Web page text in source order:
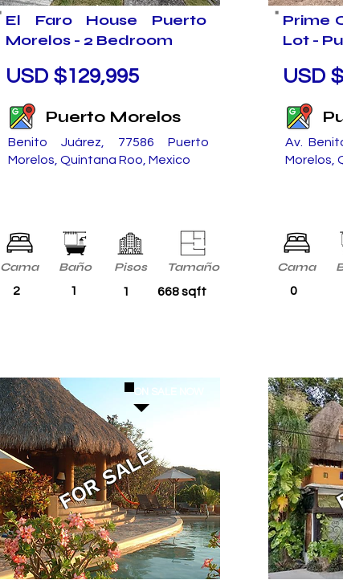
El Faro House Puerto
Morelos - 2 Bedroom
USD $129,995
Puerto Morelos
Benito Juárez, 77586 Puerto
Morelos, Quintana Roo, Mexico
Cama Baño Pisos Tamaño
2 1 1 668 sqft
ON SALE NOW
FOR SALE
Prime
Lot -
USD
Av.
Morelos,
Cama
0